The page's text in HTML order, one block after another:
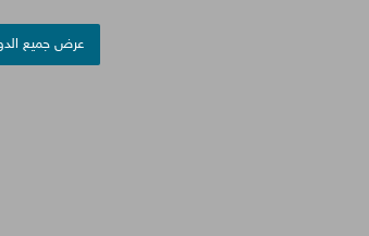
عرض جميع